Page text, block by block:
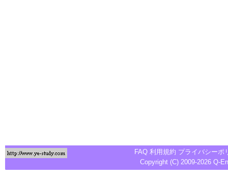
FAQ 利用規約 プライバシーポ
Copyright (C) 2009-2026 Q-